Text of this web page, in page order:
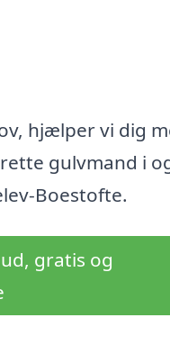
hjælper vi dig
gulvmand i
Boestofte.
gratis og